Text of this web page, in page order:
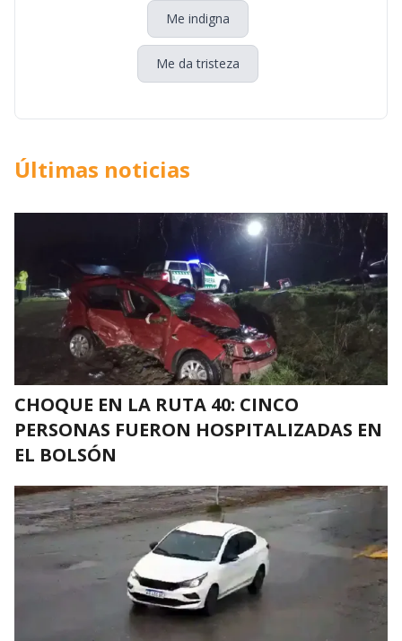
Me indigna
Me da tristeza
Últimas noticias
CHOQUE EN LA RUTA 40: CINCO
PERSONAS FUERON HOSPITALIZADAS EN
EL BOLSÓN